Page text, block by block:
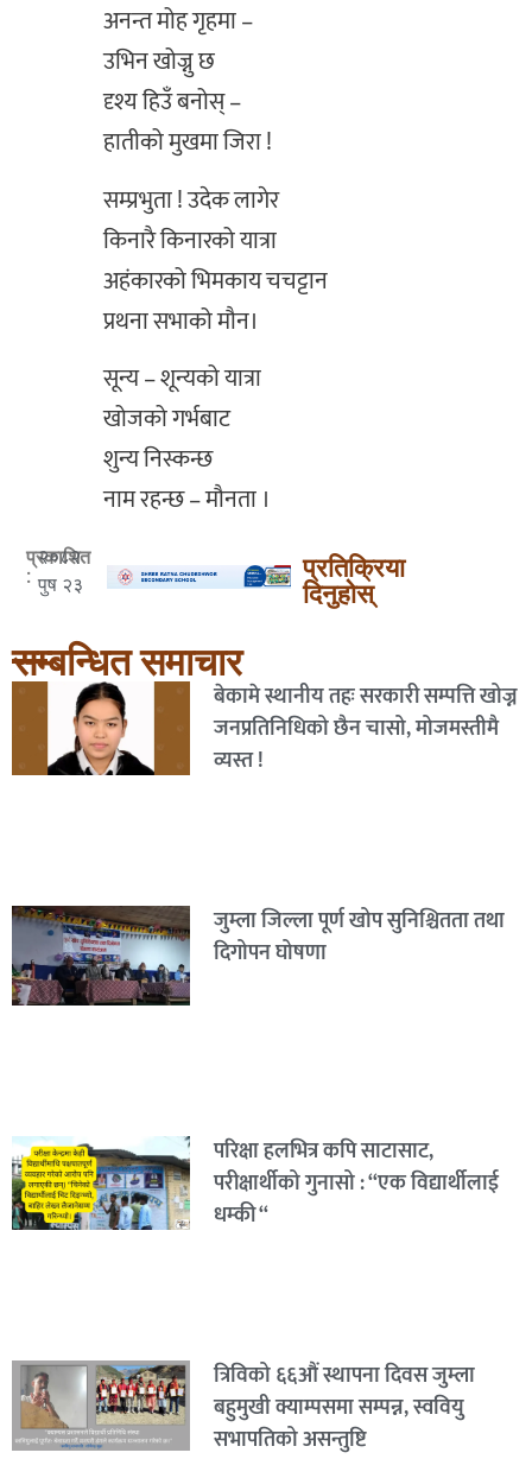
अनन्त मोह गृहमा –
उभिन खोज्नु छ
दृश्य हिउँ बनोस् –
हातीको मुखमा जिरा !
सम्प्रभुता ! उदेक लागेर
किनारै किनारको यात्रा
अहंकारको भिम‌काय चचट्टान
प्रथना सभाको मौन।
सून्य – शून्यको यात्रा
खोजको गर्भबाट
शुन्य निस्कन्छ
नाम रहन्छ – मौनता ।
प्रकाशित
:
२०८२
पुष २३
प्रतिक्रिया
दिनुहोस्
सम्बन्धित समाचार
बेकामे स्थानीय तहः सरकारी सम्पत्ति खोज्न
जनप्रतिनिधिको छैन चासो, मोजमस्तीमै
व्यस्त !
जुम्ला जिल्ला पूर्ण खोप सुनिश्चितता तथा
दिगोपन घोषणा
परिक्षा हलभित्र कपि साटासाट,
परीक्षार्थीको गुनासो : “एक विद्यार्थीलाई
धम्की “
त्रिविको ६६औं स्थापना दिवस जुम्ला
बहुमुखी क्याम्पसमा सम्पन्न, स्ववियु
सभापतिको असन्तुष्टि